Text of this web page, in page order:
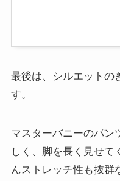
最後は、シルエットの
す。
マスターバニーのパン
しく、脚を長く見せて
んストレッチ性も抜群